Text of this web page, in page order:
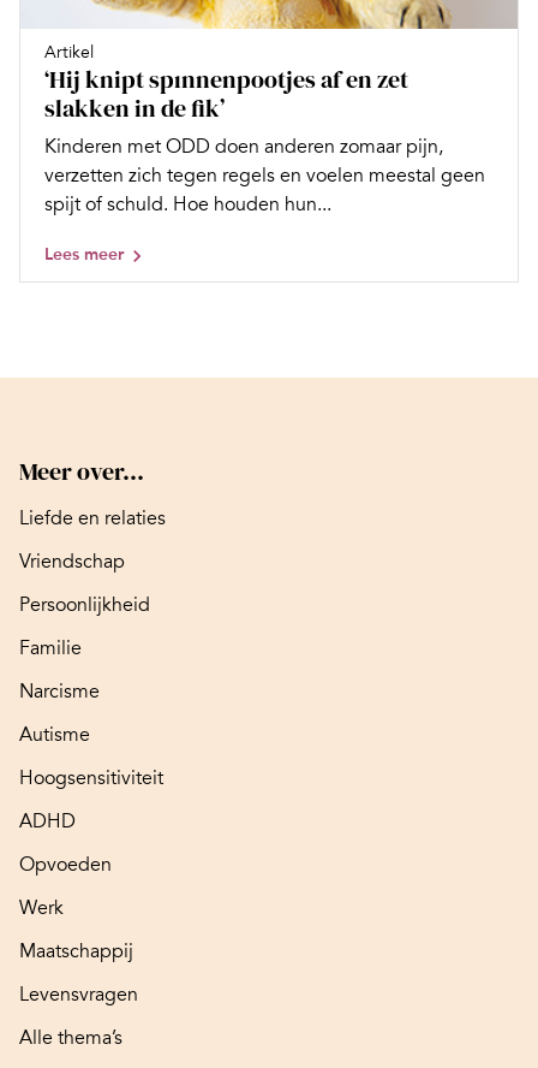
Artikel
‘Hij knipt spınnenpootjes af en zet
slakken in de fik’
Kinderen met ODD doen anderen zomaar pijn,
verzetten zich tegen regels en voelen meestal geen
spijt of schuld. Hoe houden hun...
Lees meer
Meer over...
Liefde en relaties
Vriendschap
Persoonlijkheid
Familie
Narcisme
Autisme
Hoogsensitiviteit
ADHD
Opvoeden
Werk
Maatschappij
Levensvragen
Alle thema’s